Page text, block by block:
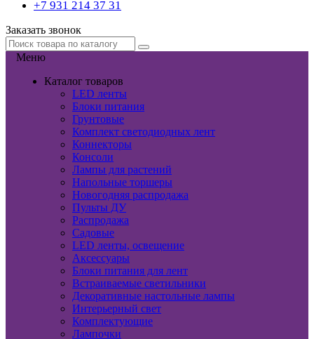
+7 931 214 37 31
Заказать звонок
Меню
Каталог товаров
LED ленты
Блоки питания
Грунтовые
Комплект светодиодных лент
Коннекторы
Консоли
Лампы для растений
Напольные торшеры
Новогодняя распродажа
Пульты ДУ
Распродажа
Садовые
LED ленты, освещение
Аксессуары
Блоки питания для лент
Встраиваемые светильники
Декоративные настольные лампы
Интерьерный свет
Комплектующие
Лампочки